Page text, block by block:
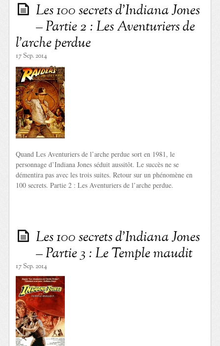
Les 100 secrets d’Indiana Jones
– Partie 2 : Les Aventuriers de
l’arche perdue
17 Sep. 2014
Quand Les Aventuriers de l’arche perdue sort en 1981, le
personnage d’Indiana Jones séduit aussitôt. Le succès ne se
démentira pas avec les trois suites. Retour sur un phénomène en
100 secrets. Partie 2 : Les Aventuriers de l’arche perdue.
Les 100 secrets d’Indiana Jones
– Partie 3 : Le Temple maudit
17 Sep. 2014